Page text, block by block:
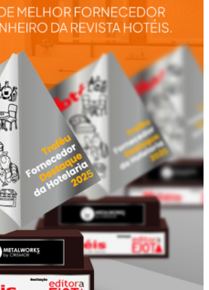
produtos:
manuais,
vídeos,
catálogos e
tudo mais que
precisa.